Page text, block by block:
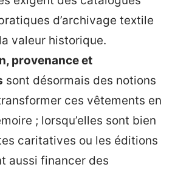
d’archivage textile
valeur historique.
provenance et
sont désormais des notions
ces vêtements en
; lorsqu’elles sont bien
caritatives ou les éditions
aussi financer des